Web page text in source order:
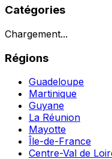
Catégories
Chargement...
Régions
Guadeloupe
Martinique
Guyane
La Réunion
Mayotte
Île-de-France
Centre-Val de